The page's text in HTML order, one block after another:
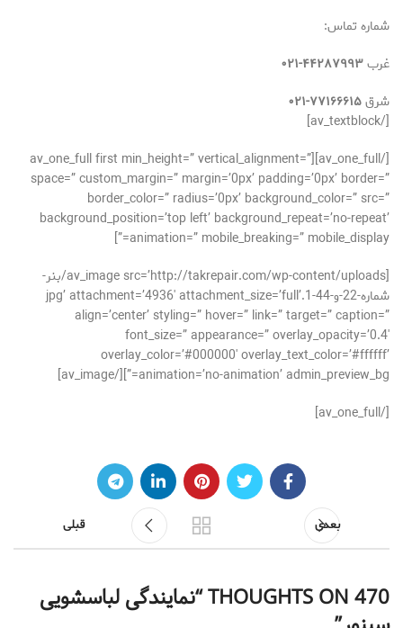
شماره تماس:
غرب۴۴۲۸۷۹۹۳-۰۲۱
شرق۷۷۱۶۶۶۱۵-۰۲۱
[/av_textblock]
[/av_one_full][av_one_full first min_height=” vertical_alignment=”
space=” custom_margin=” margin=’0px’ padding=’0px’ border=”
border_color=” radius=’0px’ background_color=” src=”
background_position=’top left’ background_repeat=’no-repeat’
animation=” mobile_breaking=” mobile_display=”]
[av_image src=’http://takrepair.com/wp-content/uploads/بنر-
شماره-22-و-44-1.jpg’ attachment=’4936′ attachment_size=’full’
align=’center’ styling=” hover=” link=” target=” caption=”
font_size=” appearance=” overlay_opacity=’0.4′
overlay_color=’#000000′ overlay_text_color=’#ffffff’
animation=’no-animation’ admin_preview_bg=”][/av_image]
[/av_one_full]
بعدی قبلی
470 THOUGHTS ON “
نمایندگی لباسشویی